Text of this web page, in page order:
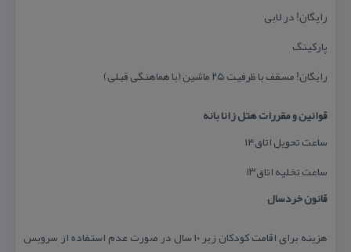
رایگان! در لابی
پاركینگ
رایگان! مسقف با ظرفیت ۲۵ ماشین (با هماهنگی قبلی)
قوانین و مقررات هتل زانا بانه
ساعت تحویل اتاق۱۴
ساعت تخلیه اتاق۱۳
قانون خردسال
هزینه برای اقامت كودكان زیر ۱۰ سال در صورت عدم استفاده از سرویس